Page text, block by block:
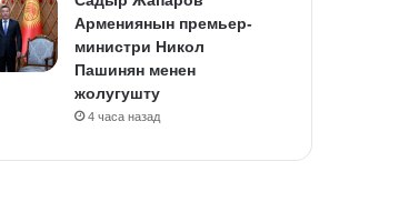
Армениянын премьер-
министри Никол
Пашинян менен
жолугушту
4 часа назад